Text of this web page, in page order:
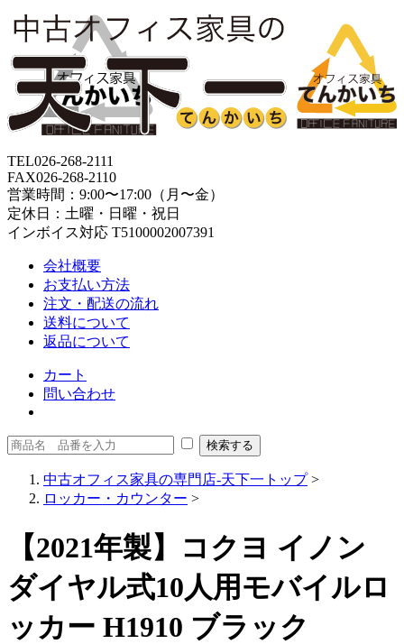
TEL026-268-2111
FAX026-268-2110
営業時間：9:00〜17:00（月〜金）
定休日：土曜・日曜・祝日
インボイス対応 T5100002007391
会社概要
お支払い方法
注文・配送の流れ
送料について
返品について
カート
問い合わせ
中古オフィス家具の専門店-天下一トップ>
ロッカー・カウンター >
【2021年製】コクヨ イノン
ダイヤル式10人用モバイルロ
ッカー H1910 ブラック